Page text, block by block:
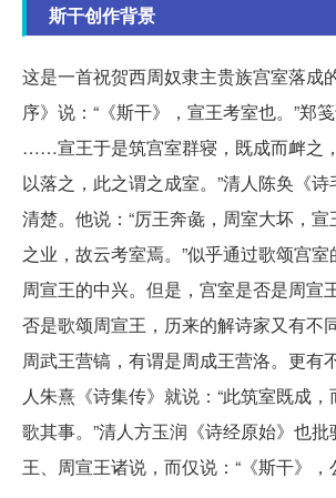
斯干创作背景
这是一首祝贺西周奴隶主贵族宫室落成
序》说：“《斯干》，宣王考室也。”郑笺
……宣王于是筑宫室群寝，既成而衅之
以落之，此之谓之成室。”清人陈奂《
清楚。他说：“厉王奔彘，周室大坏，
之业，故云考室焉。”似乎通过歌颂宫
周宣王的中兴。但是，宫室是否是周宣
否是歌颂周宣王，历来的解诗家又有不
周武王营镐，有谓是周成王营洛。更有
人朱熹《诗集传》就说：“此筑室既成
歌其事。”清人方玉润《诗经原始》也
王、周宣王诸说，而仅说：“《斯干》，